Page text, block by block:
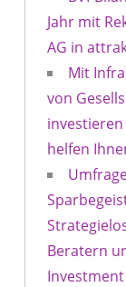
Jahr mit
AG in
Mit
von
helfen
Beratern
Investment